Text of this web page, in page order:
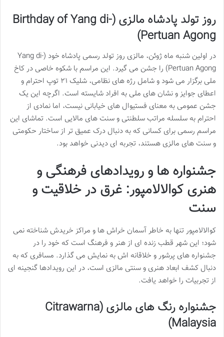
روز تولد پادشاه مالزی (Birthday of Yang di-
Pertuan Agong)
در اولین شنبه ماه ژوئن، مالزی روز تولد رسمی پادشاه خود (Yang di-
Pertuan Agong) را جشن می گیرد. این مراسم با شکوه خاصی در کاخ
ملی برگزار می شود و شامل رژه های نظامی، شلیک ۲۱ توپ احترام و
اعطای جوایز و نشان های ملی به افراد شایسته است. اگرچه این یک
جشن عمومی به معنای فستیوال های خیابانی نیست، اما نمادی از
احترام به سلسله مراتب سلطنتی و سنت های مالایی است. تماشای این
مراسم رسمی برای کسانی که به دنبال درک عمیق تر از ساختار حکومتی
و سنت های مالزی هستند، تجربه ای دیدنی خواهد بود.
جشنواره ها و رویدادهای فرهنگی و
هنری کوالالامپور: غرق در خلاقیت و
سنت
کوالالامپور تنها به خاطر آسمان خراش ها و مراکز خریدش شناخته نمی
شود؛ این شهر قطب زنده ای از هنر و فرهنگ است که خود را در
جشنواره های پرشور و خلاقانه اش به نمایش می گذارد. مسافری که به
دنبال کشف ابعاد هنری و سنتی مالزی است، در این رویدادها گنجینه ای
از تجربیات را خواهد یافت.
جشنواره رنگ های مالزی (Citrawarna
Malaysia)